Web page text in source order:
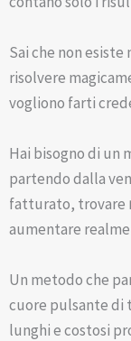
Sai che non esiste
risolvere
vogliono farti
Hai bisogno di un
partendo dalla
fatturato, trovare
aumentare
Un metodo che
cuore pulsante di
lunghi e costosi